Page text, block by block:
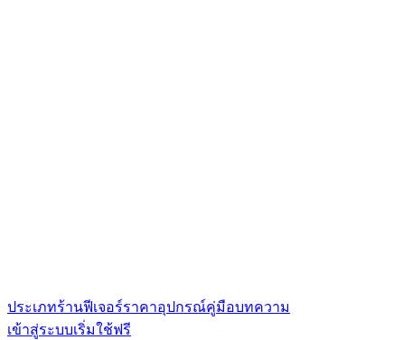
ประเภทร้านฟีเจอร์ราคาอุปกรณ์คู่มือบทความ
เข้าสู่ระบบเริ่มใช้ฟรี